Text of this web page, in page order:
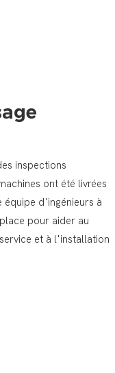
inspections
ont été livrées
équipe d'ingénieurs à
pour aider au
et à l'installation